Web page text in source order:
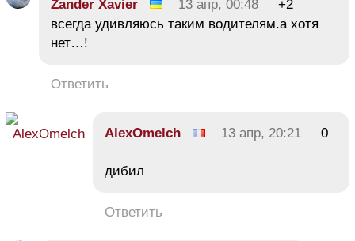
Zander Xavier 13 апр, 00:48
+2
всегда удивляюсь таким водителям.а хотя
нет…!
Ответить
AlexOmelch 13 апр, 20:21 0
дибил
Ответить